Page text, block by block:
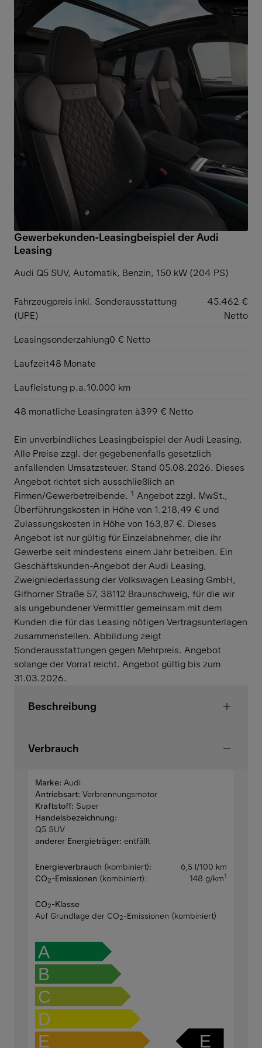
Gewerbekunden-Leasingbeispiel der Audi
Leasing
Audi Q5 SUV, Automatik, Benzin, 150 kW (204 PS)
Fahrzeugpreis inkl. Sonderausstattung
(UPE)
45.462 €
Netto
Leasingsonderzahlung0 € Netto
Laufzeit48 Monate
Laufleistung p.a.10.000 km
48 monatliche Leasingraten à399 € Netto
Ein unverbindliches Leasingbeispiel der Audi Leasing.
Alle Preise zzgl. der gegebenenfalls gesetzlich
anfallenden Umsatzsteuer. Stand 05.08.2026. Dieses
Angebot richtet sich ausschließlich an
Firmen/Gewerbetreibende. ¹ Angebot zzgl. MwSt.,
Überführungskosten in Höhe von 1.218,49 € und
Zulassungskosten in Höhe von 163,87 €. Dieses
Angebot ist nur gültig für Einzelabnehmer, die ihr
Gewerbe seit mindestens einem Jahr betreiben. Ein
Geschäftskunden-Angebot der Audi Leasing,
Zweigniederlassung der Volkswagen Leasing GmbH,
Gifhorner Straße 57, 38112 Braunschweig, für die wir
als ungebundener Vermittler gemeinsam mit dem
Kunden die für das Leasing nötigen Vertragsunterlagen
zusammenstellen. Abbildung zeigt
Sonderausstattungen gegen Mehrpreis. Angebot
solange der Vorrat reicht. Angebot gültig bis zum
31.03.2026.
Beschreibung
Verbrauch
Marke: Audi
Antriebsart: Verbrennungsmotor
Kraftstoff: Super
Handelsbezeichnung:
Q5 SUV
anderer Energieträger: entfällt
Energieverbrauch (kombiniert):
6,5 l/100 km
CO2-Emissionen (kombiniert): 148 g/km1
CO2-Klasse
Auf Grundlage der CO2-Emissionen (kombiniert)
A
B
C
D
E E